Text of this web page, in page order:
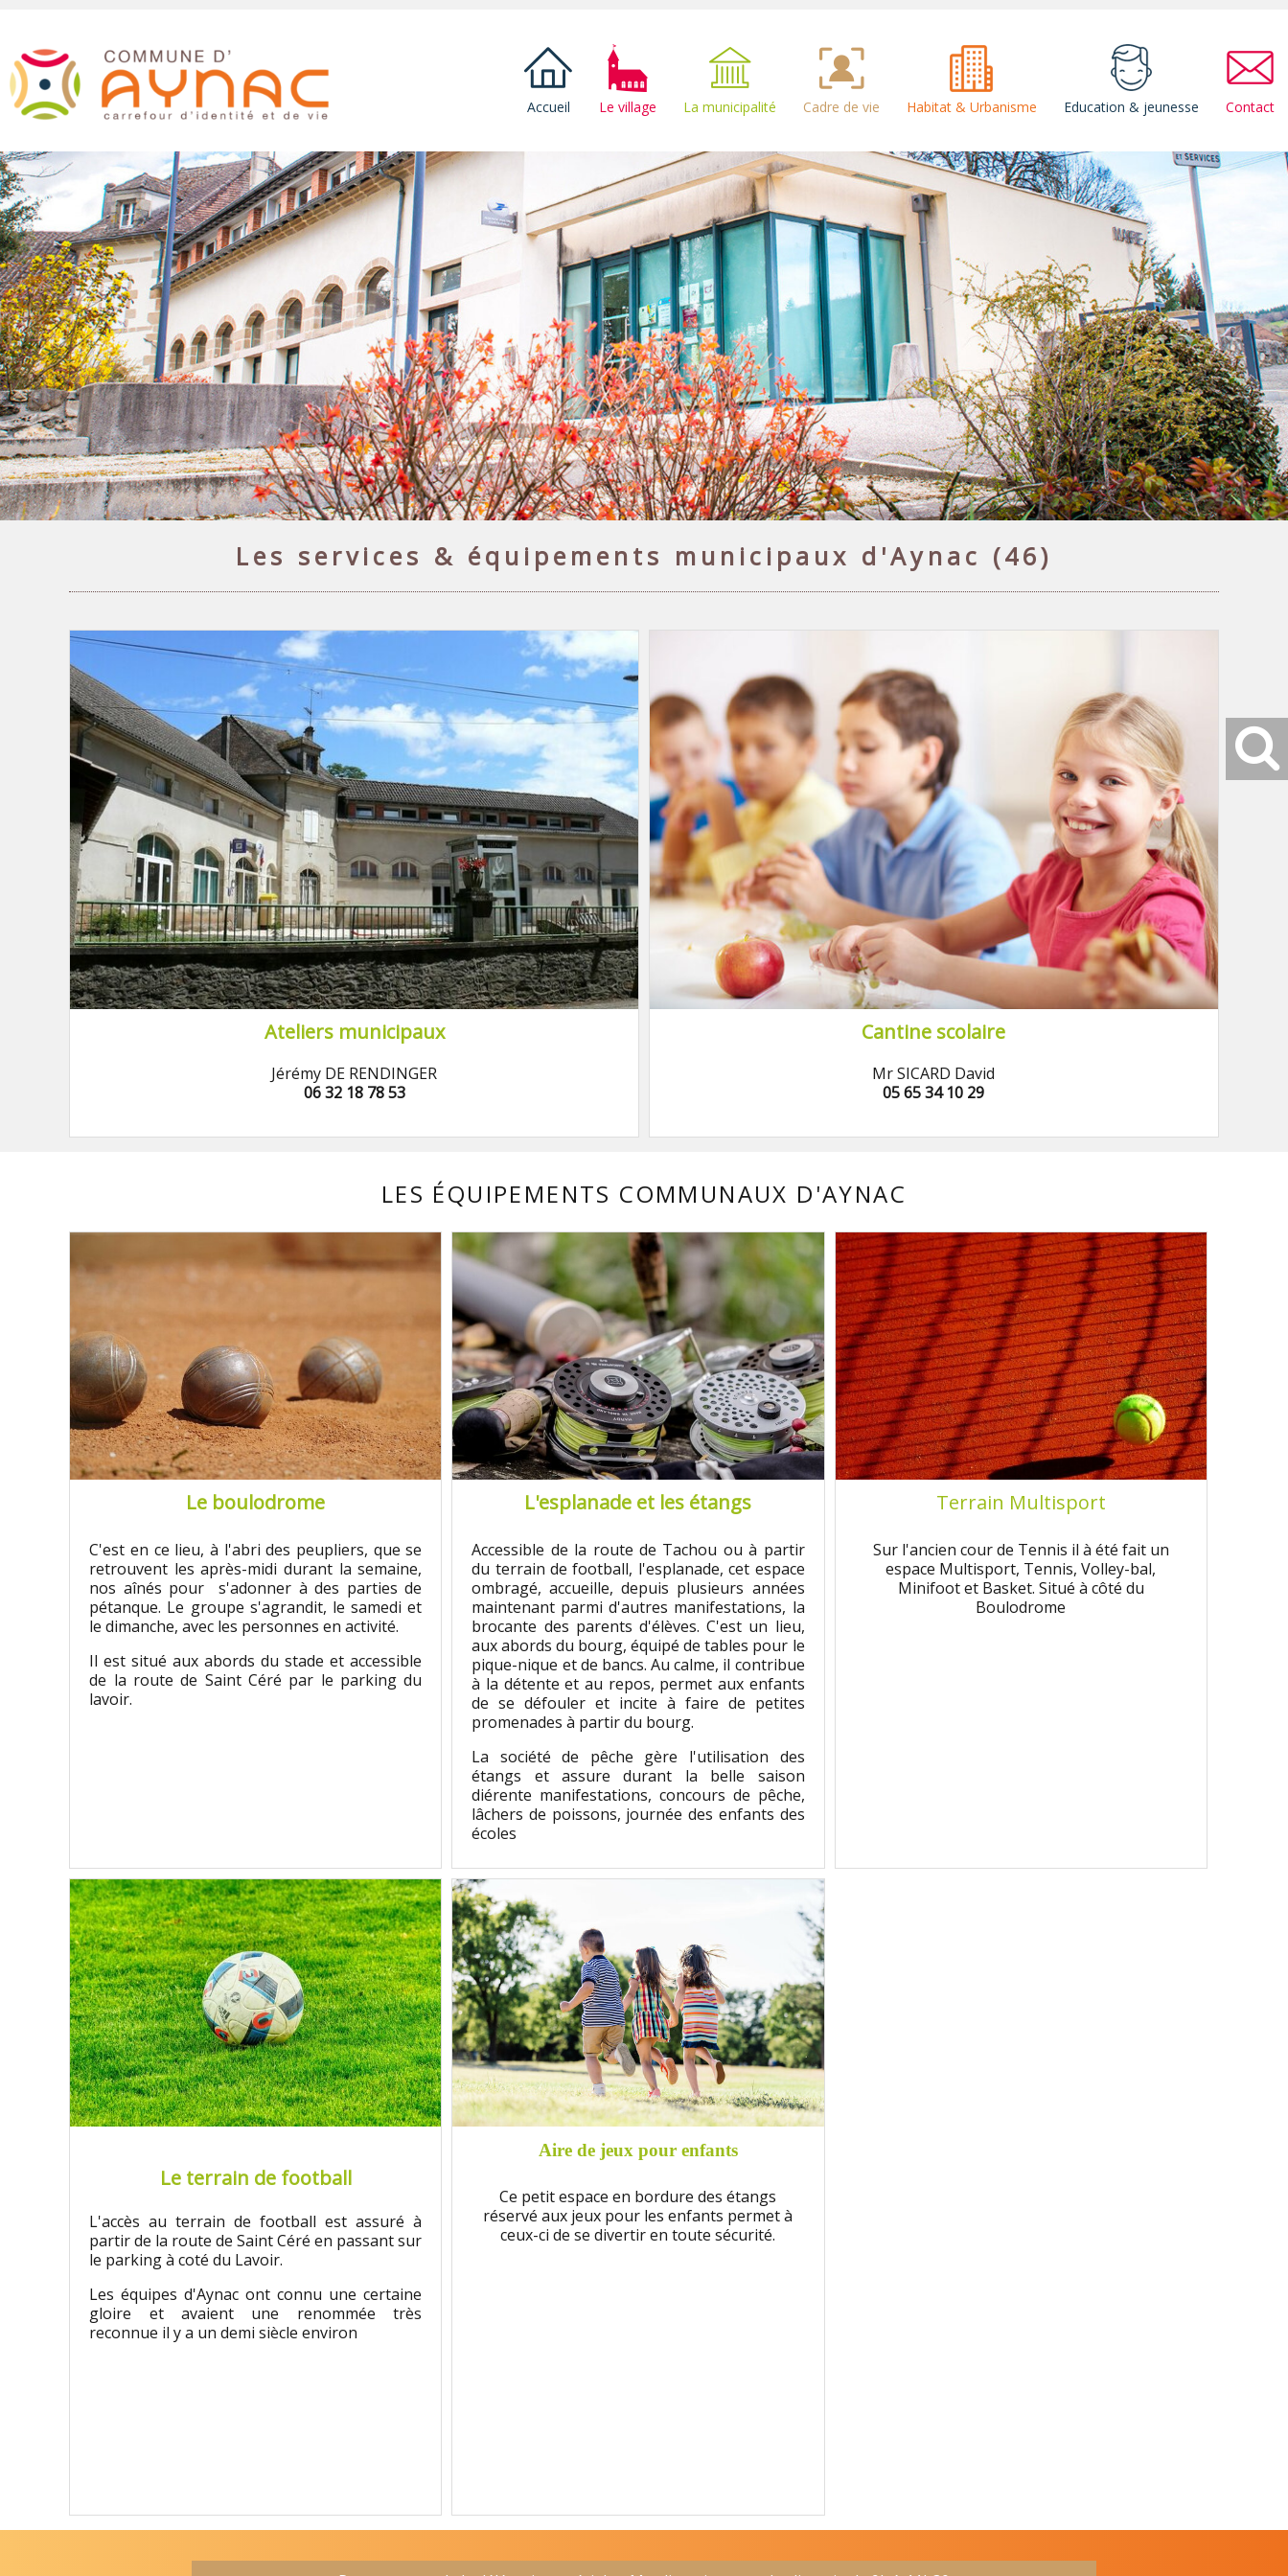
Accueil Le village La municipalité Cadre de vie Habitat & Urbanisme Education & jeunesse Contact
Les services & équipements municipaux d'Aynac (46)
Ateliers municipaux
Jérémy DE RENDINGER
06 32 18 78 53
Cantine scolaire
Mr SICARD David
05 65 34 10 29
LES ÉQUIPEMENTS COMMUNAUX D'AYNAC
Le boulodrome
C'est en ce lieu, à l'abri des peupliers, que se
retrouvent les après-midi durant la semaine,
nos aînés pour s'adonner à des parties de
pétanque. Le groupe s'agrandit, lesamedi et
le dimanche, avec les personnes en activité.
Il est situé aux abords du stade et accessible
de la route de Saint Céré par le parking du
lavoir.
L'esplanade et les étangs
Accessible de la route de Tachou ou à partir
du terrain de football, l'esplanade, cet espace
ombragé, accueille, depuis plusieurs années
maintenant parmi d'autres manifestations, la
brocante des parents d'élèves. C'est un lieu,
aux abords du bourg, équipé de tables pour le
pique-nique et de bancs. Au calme, il contribue
à la détente et au repos, permet aux enfants
de se défouler et incite à faire de petites
promenades à partir du bourg.
La société de pêche gère l'utilisation des
étangs et assure durant la belle saison
différente manifestations, concours de pêche,
lâchers de poissons, journée des enfants des
écoles
Terrain Multisport
Sur l'ancien cour de Tennis il à été fait un
espace Multisport, Tennis, Volley-bal,
Minifoot et Basket. Situé à côté du
Boulodrome
Le terrain de football
L'accès au terrain de football est assuré à
partir de la route de Saint Céré en passant sur
le parking à coté du Lavoir.
Les équipes d'Aynac ont connu une certaine
gloire et avaient une renommée très
reconnue il y a un demi siècle environ
Aire de jeux pour enfants
Ce petit espace en bordure des étangs
réservé aux jeux pour les enfants permet à
ceux-ci de se divertir en toute sécurité.